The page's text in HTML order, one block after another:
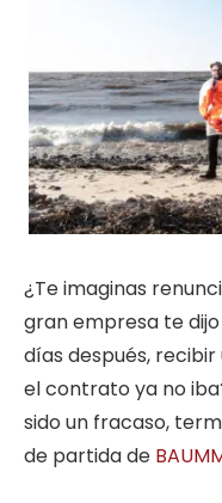
¿Te imaginas
gran empresa te
días después,
el contrato ya no
sido un fracaso,
de partida de